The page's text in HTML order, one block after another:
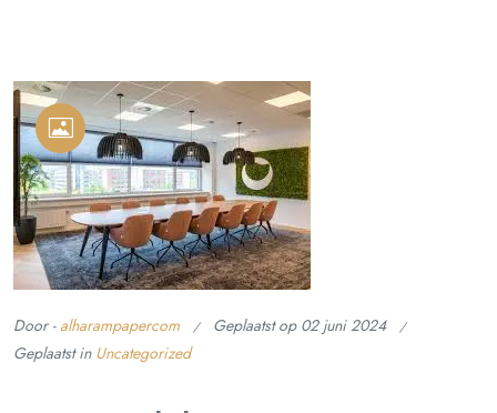
Door - alharampapercom Geplaatst op 02 juni 2024
Geplaatst in Uncategorized